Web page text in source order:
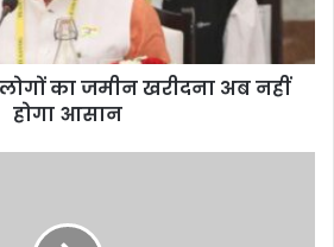
का जमीन खरीदना अब नहीं
होगा आसान